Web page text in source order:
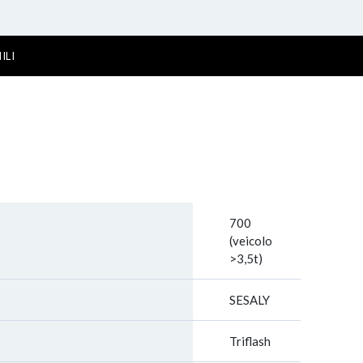
700
(veicolo
>3,5t)
SESALY
Triflash